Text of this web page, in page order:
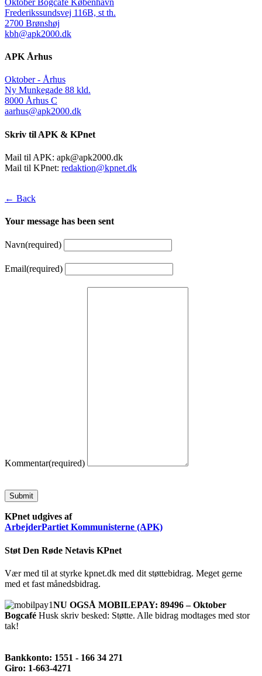
Frederikssundsvej 116B, st th.
2700 Brønshøj
kbh@apk2000.dk
APK Århus
Oktober - Århus
Ny Munkegade 88 kld.
8000 Århus C
aarhus@apk2000.dk
Skriv til APK & KPnet
Mail til APK: apk@apk2000.dk
Mail til KPnet: redaktion@kpnet.dk
← Back
Your message has been sent
Navn(required)
Email(required)
Kommentar(required)
Submit
KPnet udgives af
ArbejderPartiet Kommunisterne (APK)
Støt Den Røde Netavis KPnet
Vær med til at styrke kpnet.dk med dit støttebidrag. Meget gerne
med et fast månedsbidrag.
NU OGSÅ MOBILEPAY: 89496 – Oktober
Bogcafé Husk skriv besked: Støtte. Alle bidrag modtages med stor
tak!
Bankkonto: 1551 - 166 34 271
Giro: 1-663-4271